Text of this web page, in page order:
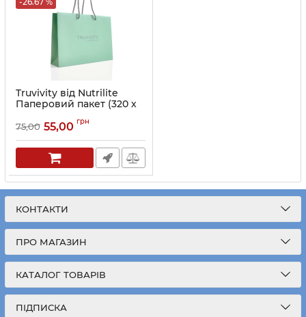
Truvivity від Nutrilite
Паперовий пакет (320 х
Артикул:200475
75,00 55,00 грн
КОНТАКТИ
ПРО МАГАЗИН
КАТАЛОГ ТОВАРІВ
ПІДПИСКА